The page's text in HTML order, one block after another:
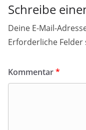
Schreibe
Deine E-Mail-
Erforderliche
Kommentar*